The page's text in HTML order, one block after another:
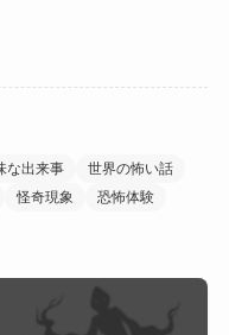
な出来事
世界の怖い話
怪奇現象
恐怖体験